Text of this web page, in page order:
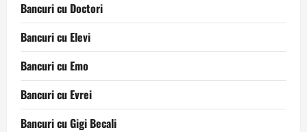
Bancuri cu Doctori
Bancuri cu Elevi
Bancuri cu Emo
Bancuri cu Evrei
Bancuri cu Gigi Becali